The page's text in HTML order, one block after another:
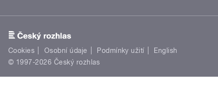
Cookies Osobní údaje Podmínky užití
English
© 1997-2026 Český rozhlas